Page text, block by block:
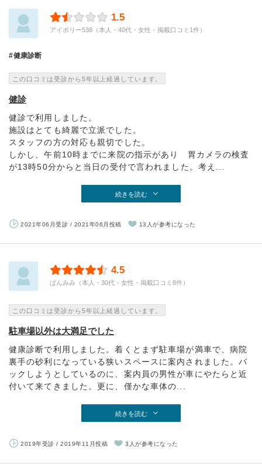
1.5
アイボリー538（本人・40代・女性・掲載口コミ1件）
健康診断
この口コミは受診から5年以上経過しています。
健診
健診で利用しました。
施設はとても綺麗で立派でした。
スタッフの方の対応も親切でした。
しかし、午前10時までに来院の指示があり 胃カメラの検査
が13時50分からと当日の受付で言われました。考え...
続きを読む
2021年06月受診 / 2021年06月投稿 13人が参考になった
4.5
ぱんみみ（本人・30代・女性・掲載口コミ8件）
この口コミは受診から5年以上経過しています。
駐車場以外は大満足でした
健康診断で利用しました。着くとまず駐車場が満車で、病院
裏手の砂利になっている狭いスペースに案内されました。バ
ックしようとしているのに、案内員の男性が車にやたらと近
付いて来てきました。更に、僅かな車体の...
続きを読む
2019年受診 / 2019年11月投稿 3人が参考になった